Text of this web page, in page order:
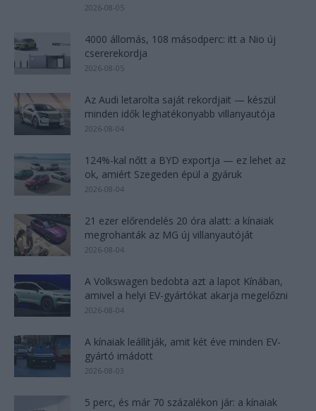
2026-08-05
4000 állomás, 108 másodperc: itt a Nio új
csererekordja
2026-08-05
Az Audi letarolta saját rekordjait — készül
minden idők leghatékonyabb villanyautója
2026-08-04
124%-kal nőtt a BYD exportja — ez lehet az
ok, amiért Szegeden épül a gyáruk
2026-08-04
21 ezer előrendelés 20 óra alatt: a kínaiak
megrohanták az MG új villanyautóját
2026-08-04
A Volkswagen bedobta azt a lapot Kínában,
amivel a helyi EV-gyártókat akarja megelőzni
2026-08-04
A kínaiak leállítják, amit két éve minden EV-
gyártó imádott
2026-08-03
5 perc, és már 70 százalékon jár: a kínaiak